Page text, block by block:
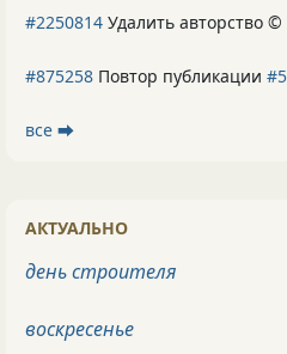
#2250814 Удалить авторство ©
#875258 Повтор публикации
все ⮕
АКТУАЛЬНО
день строителя
воскресенье